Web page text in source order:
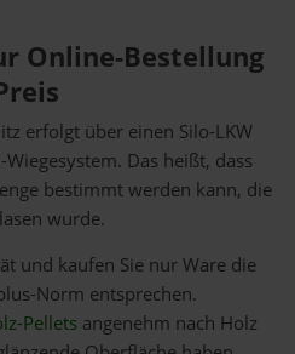
Online-Bestellung
erfolgt über einen Silo-LKW
Das heißt, dass
bestimmt werden kann, die
wurde.
und kaufen Sie nur Ware die
Norm entsprechen.
Pellets angenehm nach Holz